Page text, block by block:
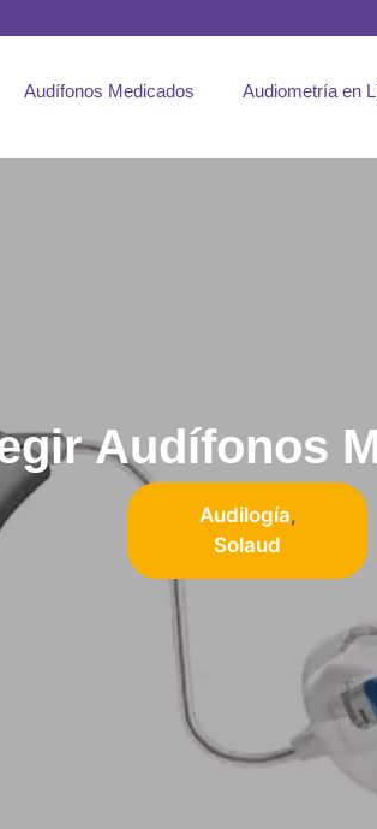
Audífonos Medicados Audiometría en
Audífonos
Audilogía,
Solaud